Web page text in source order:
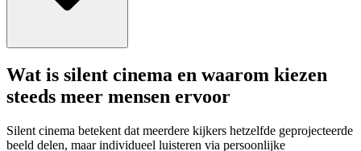
Wat is silent cinema en waarom kiezen
steeds meer mensen ervoor
Silent cinema betekent dat meerdere kijkers hetzelfde geprojecteerde
beeld delen, maar individueel luisteren via persoonlijke